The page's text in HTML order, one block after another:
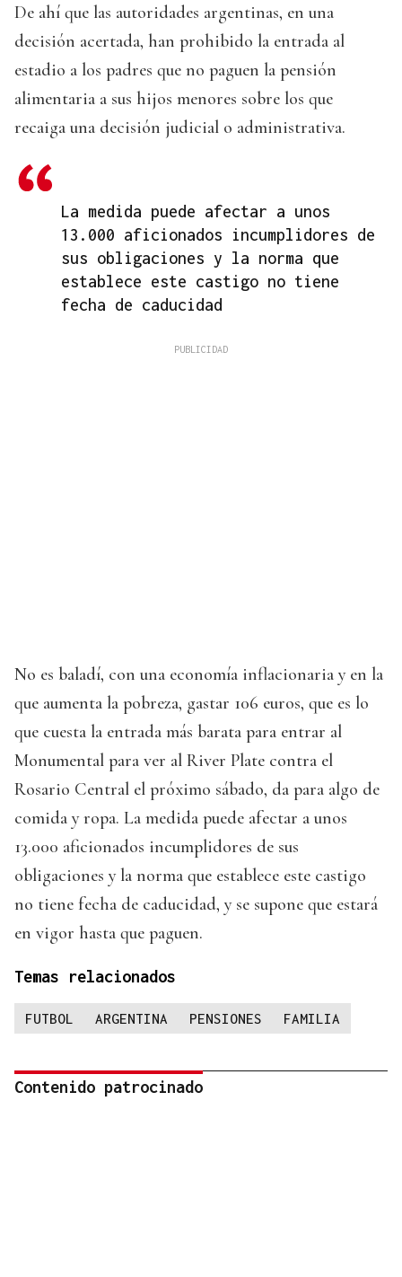
De ahí que las autoridades argentinas, en una
decisión acertada, han prohibido la entrada al
estadio a los padres que no paguen la pensión
alimentaria a sus hijos menores sobre los que
recaiga una decisión judicial o administrativa.
La medida puede afectar a unos
13.000 aficionados incumplidores de
sus obligaciones y la norma que
establece este castigo no tiene
fecha de caducidad
No es baladí, con una economía inflacionaria y en la
que aumenta la pobreza, gastar 106 euros, que es lo
que cuesta la entrada más barata para entrar al
Monumental para ver al River Plate contra el
Rosario Central el próximo sábado, da para algo de
comida y ropa. La medida puede afectar a unos
13.000 aficionados incumplidores de sus
obligaciones y la norma que establece este castigo
no tiene fecha de caducidad, y se supone que estará
en vigor hasta que paguen.
Temas relacionados
FUTBOL ARGENTINA PENSIONES FAMILIA
Contenido patrocinado